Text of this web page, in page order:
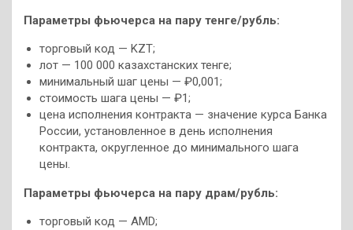
Параметры фьючерса на пару тенге/рубль:
торговый код — KZT;
лот — 100 000 казахстанских тенге;
минимальный шаг цены — ₽0,001;
стоимость шага цены — ₽1;
цена исполнения контракта — значение курса Банка
России, установленное в день исполнения
контракта, округленное до минимального шага
цены.
Параметры фьючерса на пару драм/рубль:
торговый код — AMD;